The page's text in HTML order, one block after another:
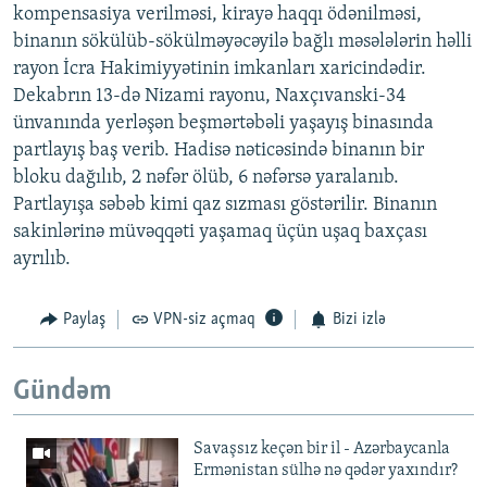
kompensasiya verilməsi, kirayə haqqı ödənilməsi,
binanın sökülüb-sökülməyəcəyilə bağlı məsələlərin həlli
rayon İcra Hakimiyyətinin imkanları xaricindədir.
Dekabrın 13-də Nizami rayonu, Naxçıvanski-34
ünvanında yerləşən beşmərtəbəli yaşayış binasında
partlayış baş verib. Hadisə nəticəsində binanın bir
bloku dağılıb, 2 nəfər ölüb, 6 nəfərsə yaralanıb.
Partlayışa səbəb kimi qaz sızması göstərilir. Binanın
sakinlərinə müvəqqəti yaşamaq üçün uşaq baxçası
ayrılıb.
Paylaş VPN-siz açmaq Bizi izlə
Gündəm
Savaşsız keçən bir il - Azərbaycanla
Ermənistan sülhə nə qədər yaxındır?